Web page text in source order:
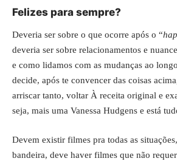
Felizes para sempre?
Deveria ser sobre o que ocorre após o “
deveria ser sobre relacionamentos e
e como lidamos com as mudanças ao
decide, após te convencer das coisas
arriscar tanto, voltar À receita original e
seja, mais uma Vanessa Hudgens e está
Devem existir filmes pra todas as
bandeira, deve haver filmes que não